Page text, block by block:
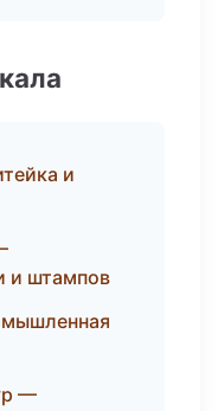
и
и штампов
—